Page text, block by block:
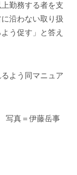
勤務する者を支
沿わない取り扱
う促す」と答え
よう同マニュア
写真＝伊藤岳事